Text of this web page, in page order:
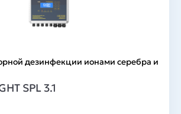
дезинфекции ионами серебра и
SPL 3.1